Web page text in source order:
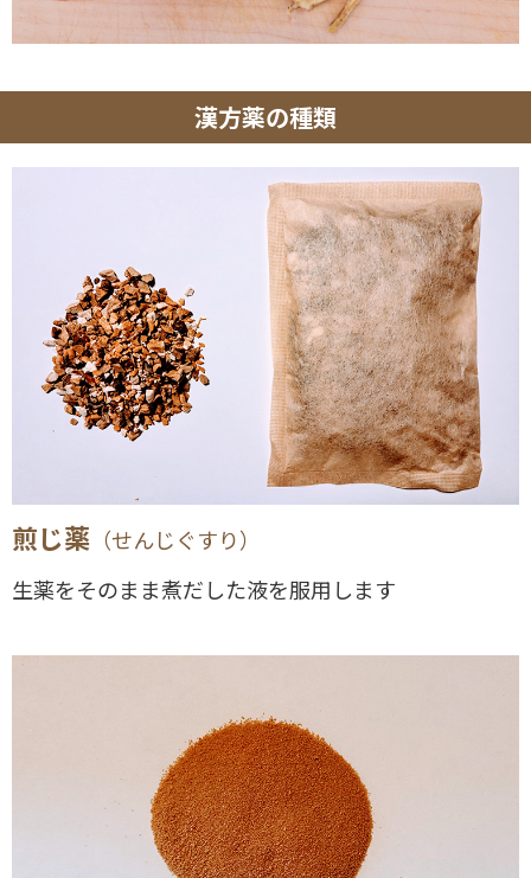
漢方薬の種類
煎じ薬 （せんじぐすり）
生薬をそのまま煮だした液を服用します